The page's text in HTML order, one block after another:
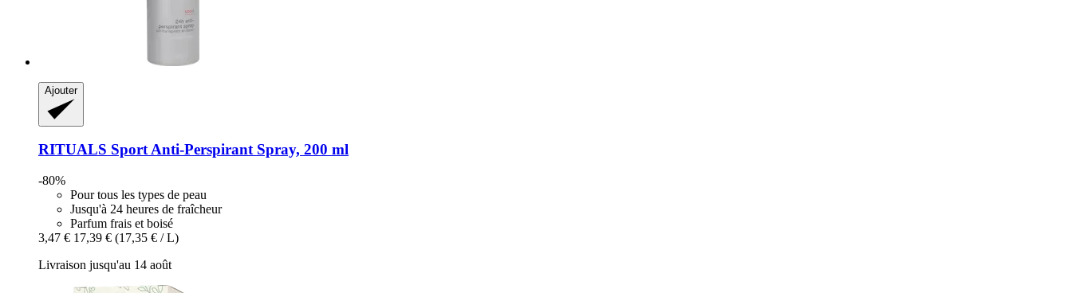
Ajouter
RITUALS Sport Anti-​Perspirant Spray, 200 ml
-80%
Pour tous les types de peau
Jusqu'à 24 heures de fraîcheur
Parfum frais et boisé
3,47 € 17,39 € (17,35 € / L)
Livraison jusqu'au 14 août